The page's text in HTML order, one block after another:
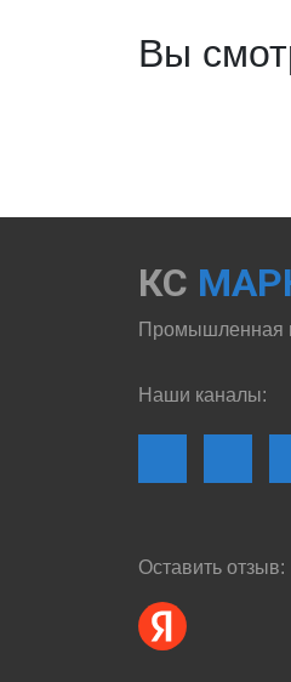
Вы
КС
Промышленная
Наши каналы:
Оставить отзыв: